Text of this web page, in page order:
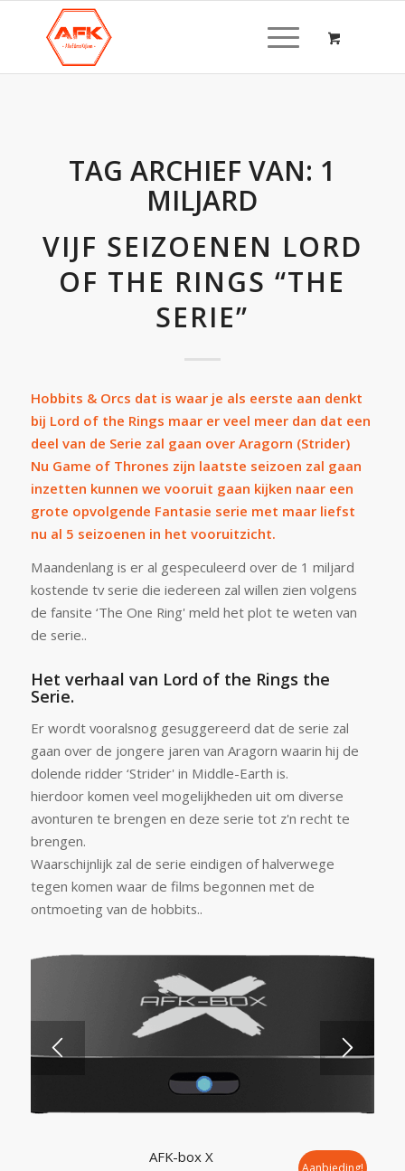
TAG ARCHIEF VAN: 1
MILJARD
VIJF SEIZOENEN LORD
OF THE RINGS “THE
SERIE”
Hobbits & Orcs dat is waar je als eerste aan denkt
bij Lord of the Rings maar er veel meer dan dat een
deel van de Serie zal gaan over Aragorn (Strider)
Nu Game of Thrones zijn laatste seizoen zal gaan
inzetten kunnen we vooruit gaan kijken naar een
grote opvolgende Fantasie serie met maar liefst
nu al 5 seizoenen in het vooruitzicht.
Maandenlang is er al gespeculeerd over de 1 miljard
kostende tv serie die iedereen zal willen zien volgens
de fansite ‘The One Ring' meld het plot te weten van
de serie..
Het verhaal van Lord of the Rings the
Serie.
Er wordt vooralsnog gesuggereerd dat de serie zal
gaan over de jongere jaren van Aragorn waarin hij de
dolende ridder ‘Strider' in Middle-Earth is.
hierdoor komen veel mogelijkheden uit om diverse
avonturen te brengen en deze serie tot z'n recht te
brengen.
Waarschijnlijk zal de serie eindigen of halverwege
tegen komen waar de films begonnen met de
ontmoeting van de hobbits..
AFK-box X
Aanbieding!